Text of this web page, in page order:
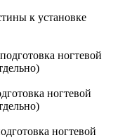
к установке
ногтевой
ногтевой
ногтевой